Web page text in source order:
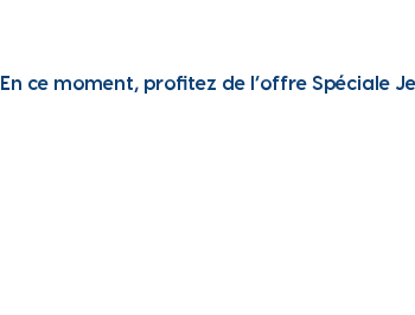
En ce moment, profitez de l’offre Spéciale